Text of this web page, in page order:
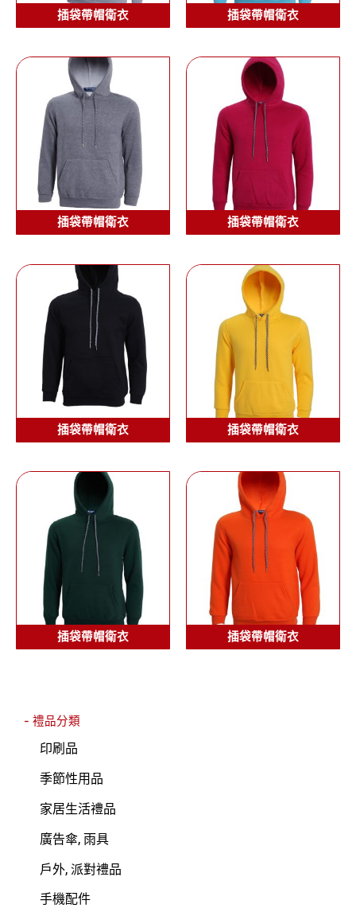
- 禮品分類
印刷品
季節性用品
家居生活禮品
廣告傘, 雨具
戶外, 派對禮品
手機配件
插袋帶帽衛衣 插袋帶帽衛衣
插袋帶帽衛衣 插袋帶帽衛衣
插袋帶帽衛衣 插袋帶帽衛衣
插袋帶帽衛衣 插袋帶帽衛衣